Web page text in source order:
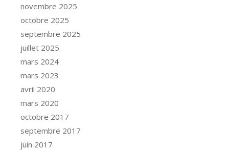
novembre 2025
octobre 2025
septembre 2025
juillet 2025
mars 2024
mars 2023
avril 2020
mars 2020
octobre 2017
septembre 2017
juin 2017